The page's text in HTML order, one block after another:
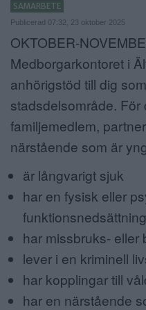
ANNONSERA
NÄRINGSLIV
MER
SAMARBETE
Publicerad 07:32, 23 oktober 2025
OKTOBER-
Medborgarkontoret i
anhörigstöd till dig
stadsdelsområde. För
familjemedlem,
närstående som är
är långvarigt sjuk
har en fysisk eller
funktionsnedsättning
har missbruks- eller
lever i en kriminell
har kopplingar till
har en närstående